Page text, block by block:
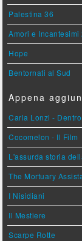
Palestina 36
Amori e Incantesimi
Hope
Bentornati al Sud
Appena
Carla Lonzi -
Cocomelon - Il Film
L'assurda storia
The Mortuary
I Nisidiani
Il Mestiere
Scarpe Rotte